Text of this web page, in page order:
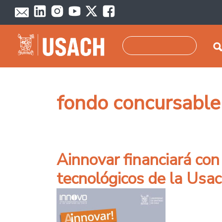
Pasar al contenido principal
fondo concursable
Ainnovar financiará
tecnológicos de la